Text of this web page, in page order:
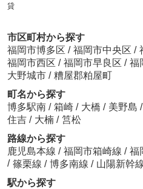
貸
市区町村から探す
福岡市博多区 / 福岡市中央区 /
福岡市西区 / 福岡市早良区 / 福
大野城市 / 糟屋郡粕屋町
町名から探す
博多駅南 / 箱崎 / 大橋 / 美野島 /
住吉 / 大楠 / 筥松
路線から探す
鹿児島本線 / 福岡市箱崎線 / 福
/ 篠栗線 / 博多南線 / 山陽新幹
駅から探す